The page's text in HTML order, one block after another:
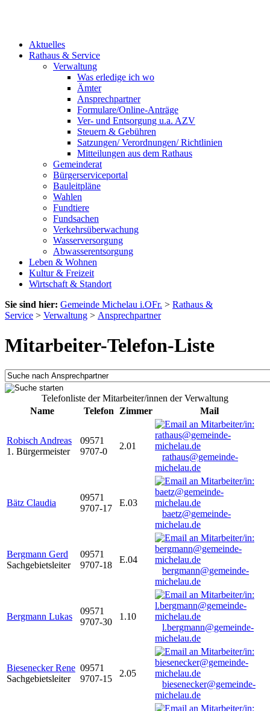
Aktuelles
Rathaus & Service
Verwaltung
Was erledige ich wo
Ämter
Ansprechpartner
Formulare/Online-Anträge
Ver- und Entsorgung u.a. AZV
Steuern & Gebühren
Satzungen/ Verordnungen/ Richtlinien
Mitteilungen aus dem Rathaus
Gemeinderat
Bürgerserviceportal
Bauleitpläne
Wahlen
Fundtiere
Fundsachen
Verkehrsüberwachung
Wasserversorgung
Abwasserentsorgung
Leben & Wohnen
Kultur & Freizeit
Wirtschaft & Standort
Sie sind hier: Gemeinde Michelau i.OFr. > Rathaus &
Service > Verwaltung > Ansprechpartner
Mitarbeiter-Telefon-Liste
Telefonliste der Mitarbeiter/innen der Verwaltung
Name
Telefon Zimmer Mail
Robisch Andreas
1. Bürgermeister
09571
9707-0
2.01
rathaus@gemeinde-
michelau.de
Bätz Claudia
09571
9707-17
E.03
baetz@gemeinde-
michelau.de
Bergmann Gerd
Sachgebietsleiter
09571
9707-18
E.04
bergmann@gemeinde-
michelau.de
Bergmann Lukas
09571
9707-30
1.10
l.bergmann@gemeinde-
michelau.de
Biesenecker Rene
Sachgebietsleiter
09571
9707-15
2.05
biesenecker@gemeinde-
michelau.de